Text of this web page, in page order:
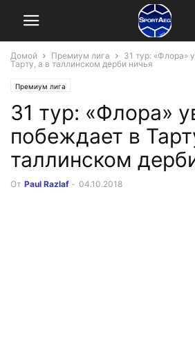
Домой Премиум лига
31 тур: «Флора»
Тарту, а в таллинском дерби ничья
Премиум лига
31 тур: «Флора»
побеждает в
таллинском
От Paul Razlaf - 04.10.2018